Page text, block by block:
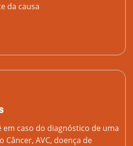
da causa
em caso do diagnóstico de uma
Câncer, AVC, doença de